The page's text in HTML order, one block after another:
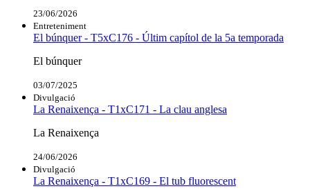
23/06/2026
Entreteniment
El búnquer - T5xC176 - Últim capítol de la 5a temporada
El búnquer
03/07/2025
Divulgació
La Renaixença - T1xC171 - La clau anglesa
La Renaixença
24/06/2026
Divulgació
La Renaixença - T1xC169 - El tub fluorescent